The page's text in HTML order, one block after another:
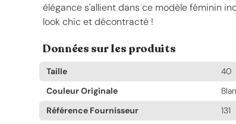
élégance s'allient dans ce modèle féminin
look chic et décontracté !
Données sur les produits
Taille
40
Couleur Originale
Référence Fournisseur
131